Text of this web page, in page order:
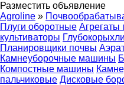
Разместить объявление
Agroline »
Плуги оборотные Агрегаты
культиваторы
Планировщики почвы
Камнеуборочные машины
Компостные машины
пальчиковые Дисковые